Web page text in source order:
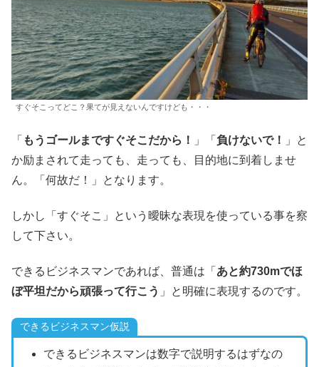
すぐそこってどこ？果てが見えないんですけども・・・
「 もうゴールまですぐそこだから！ 」「 負けないで！
」と
か励まされて走っても、走っても、目的地に到着しませ
ん。「何故だ！」となります。
しかし「すぐそこ」という曖昧な表現を使っている事を察
して下さい。
できるビジネスマンであれば、普通は「 あと約730mでほ
ぼ平坦だから頑張って行こう 」と明確に表現するのです。
できるビジネスマン仮説
できるビジネスマンは数字で説明するはずなの